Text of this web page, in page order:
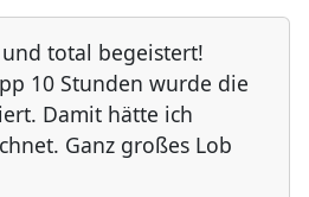
total begeistert!
10 Stunden wurde die
Damit hätte ich
Ganz großes Lob